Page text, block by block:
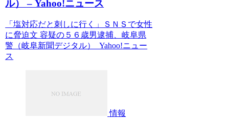
ル） – Yahoo!ニュース
「塩対応だと刺しに行く」ＳＮＳで女性
に脅迫文 容疑の５６歳男逮捕、岐阜県
警（岐阜新聞デジタル） Yahoo!ニュー
ス
情報